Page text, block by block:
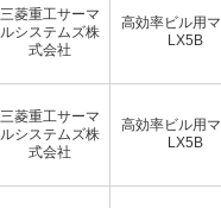
三菱重工サーマ
ルシステムズ株
式会社
高効率ビル用
LX5B
三菱重工サーマ
ルシステムズ株
式会社
高効率ビル用
LX5B